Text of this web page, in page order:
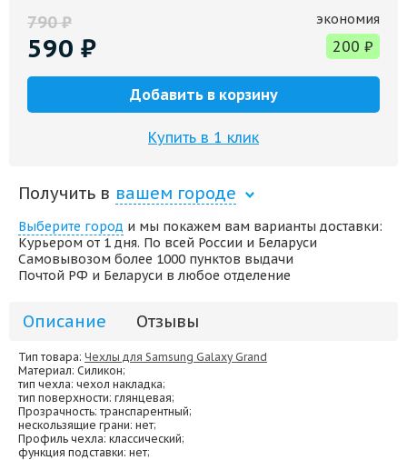
790₽
590 ₽
экономия
200 ₽
Добавить в корзину
Купить в 1 клик
Получить в вашем городе
Выберите город и мы покажем вам варианты доставки:
Курьером от 1 дня. По всей России и Беларуси
Самовывозом более 1000 пунктов выдачи
Почтой РФ и Беларуси в любое отделение
Описание Отзывы
Тип товара: Чехлы для Samsung Galaxy Grand
Материал: Силикон;
тип чехла: чехол накладка;
тип поверхности: глянцевая;
Прозрачность: транспарентный;
нескользящие грани: нет;
Профиль чехла: классический;
функция подставки: нет;